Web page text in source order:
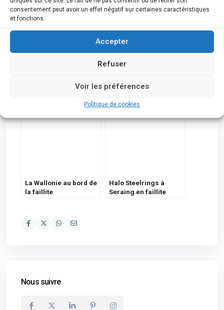
consentement peut avoir un effet négatif sur certaines caractéristiques
et fonctions.
Accepter
Refuser
Voir les préférences
Politique de cookies
procédure par défaut
Avril 2023
La Wallonie au bord de
la faillite
Halo Steelrings à
Seraing en faillite
Nous suivre